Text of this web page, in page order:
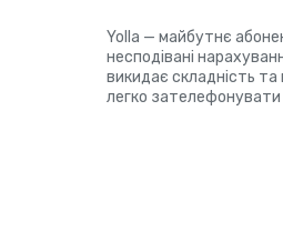
Yolla — майбутнє
несподівані
викидає складність та
легко зателефонувати